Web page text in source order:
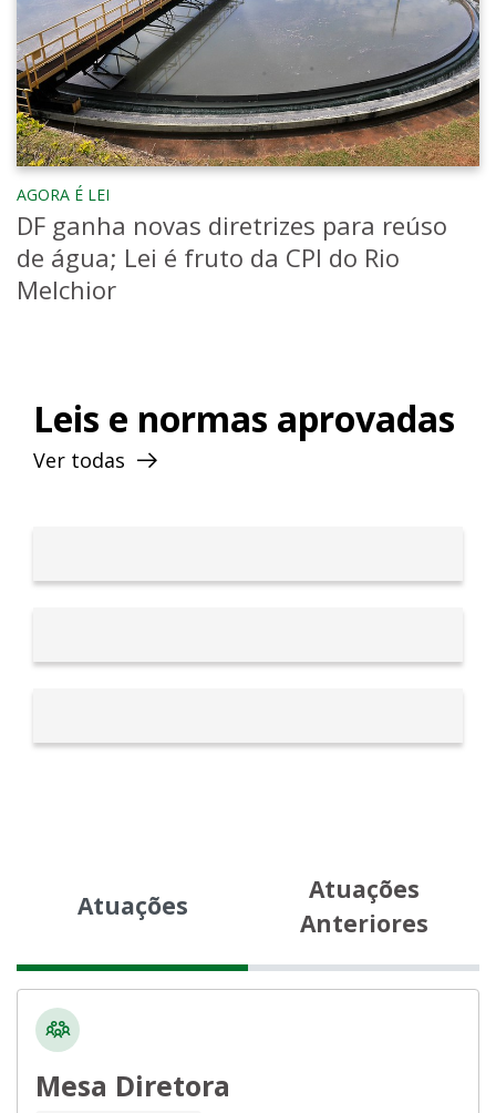
AGORA É LEI
DF ganha novas diretrizes para reúso
de água; Lei é fruto da CPI do Rio
Melchior
Leis e normas aprovadas
Ver todas
Atuações
Atuações
Anteriores
Mesa Diretora